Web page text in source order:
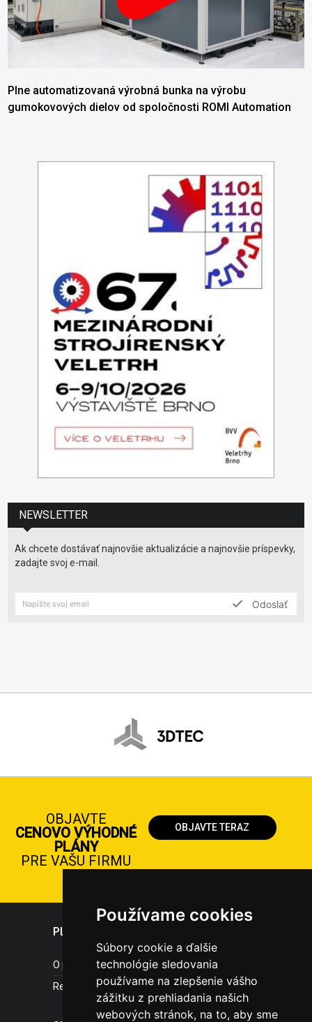
Používame cookies
Súbory cookie a ďalšie
technológie sledovania
používame na zlepšenie vášho
zážitku z prehliadania našich
webových stránok, na to, aby sme
Plne automatizovaná výrobná bunka na výrobu
gumokovových dielov od spoločnosti ROMI Automation
NEWSLETTER
Ak chcete dostávať najnovšie aktualizácie a najnovšie príspevky,
zadajte svoj e-mail.
Odoslať
OBJAVTE
CENOVO VÝHODNÉ
PLÁNY
PRE VAŠU FIRMU
OBJAVTE TERAZ
PLASTICPORTAL
O portáli
Referencie